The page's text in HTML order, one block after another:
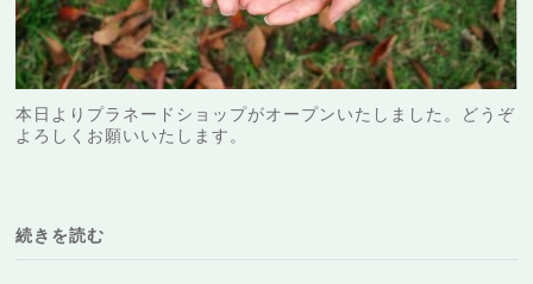
本日よりプラネードショップがオープンいたしました。どうぞ
よろしくお願いいたします。
続きを読む